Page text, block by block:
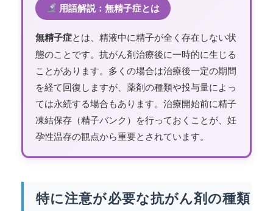
用語解説：無精子症とは
無精子症とは、精液中に精子が全く存在しない状
態のことです。抗がん剤治療後に一時的に生じる
ことがあります。多くの場合は治療後一定の期間
を経て回復しますが、薬剤の種類や投与量によっ
ては永続する場合もあります。治療開始前に精子
凍結保存（精子バンク）を行っておくことが、妊
孕性温存の観点から重要とされています。
特に注意が必要な抗がん剤の種類